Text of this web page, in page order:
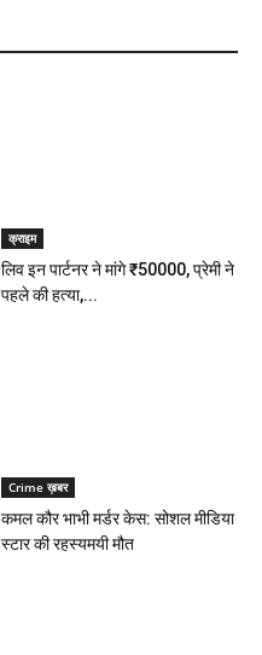
क्राइम
लिव इन पार्टनर ने मांगे ₹50000, प्रेमी ने
पहले की हत्‍या,...
Crime ख़बर
कमल कौर भाभी मर्डर केस: सोशल मीडिया
स्टार की रहस्यमयी मौत